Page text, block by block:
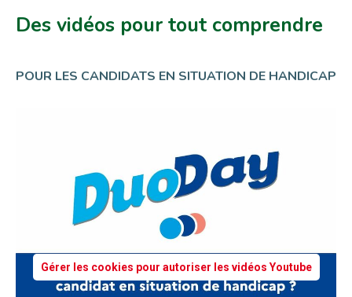
Des vidéos pour tout comprendre
POUR LES CANDIDATS EN SITUATION DE HANDICAP
Gérer les cookies pour autoriser les vidéos Youtube